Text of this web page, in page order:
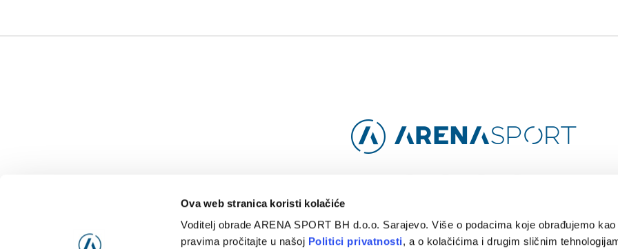
Ova web stranica koristi kolačiće
Voditelj obrade ARENA SPORT BH d.o.o. Sarajevo. Više o podacima koje obrađujemo
pravima pročitajte u našoj Politici privatnosti, a o kolačićima i drugim sličnim
NAJNOVIJE POLITIKA PRIVATNOSTI